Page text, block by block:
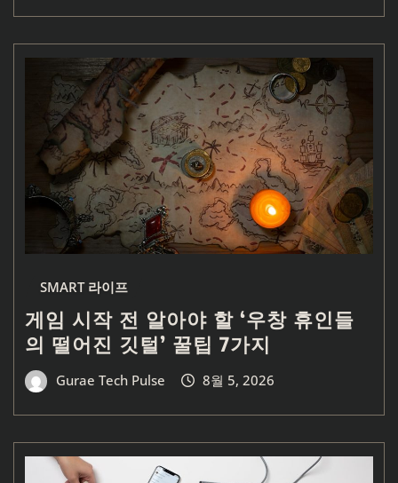
SMART 라이프
게임 시작 전 알아야 할 ‘우창 휴인들
의 떨어진 깃털’ 꿀팁 7가지
Gurae Tech Pulse 8월 5, 2026